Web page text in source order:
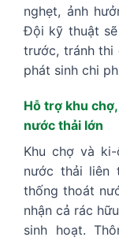
nghẹt, ảnh
Đội kỹ thuật
trước, tránh thi
phát sinh chi
Hỗ trợ khu
nước thải lớn
Khu chợ và
nước thải liên
thống thoát
nhận cả rác
sinh hoạt.